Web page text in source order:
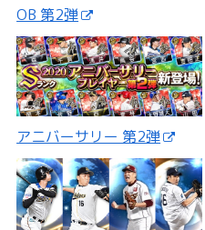
OB 第2弾
アニバーサリー 第2弾